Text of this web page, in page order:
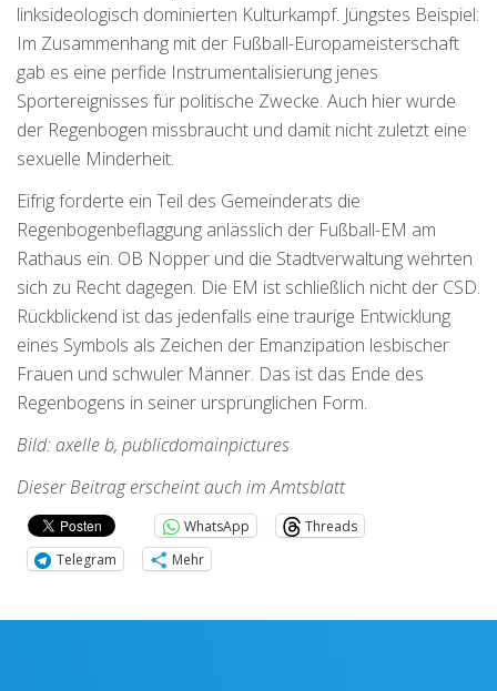
linksideologisch dominierten Kulturkampf. Jüngstes Beispiel:
Im Zusammenhang mit der Fußball-Europameisterschaft
gab es eine perfide Instrumentalisierung jenes
Sportereignisses für politische Zwecke. Auch hier wurde
der Regenbogen missbraucht und damit nicht zuletzt eine
sexuelle Minderheit.
Eifrig forderte ein Teil des Gemeinderats die
Regenbogenbeflaggung anlässlich der Fußball-EM am
Rathaus ein. OB Nopper und die Stadtverwaltung wehrten
sich zu Recht dagegen. Die EM ist schließlich nicht der CSD.
Rückblickend ist das jedenfalls eine traurige Entwicklung
eines Symbols als Zeichen der Emanzipation lesbischer
Frauen und schwuler Männer. Das ist das Ende des
Regenbogens in seiner ursprünglichen Form.
Bild: axelle b, publicdomainpictures
Dieser Beitrag erscheint auch im Amtsblatt
WhatsApp
Threads
Telegram
Mehr